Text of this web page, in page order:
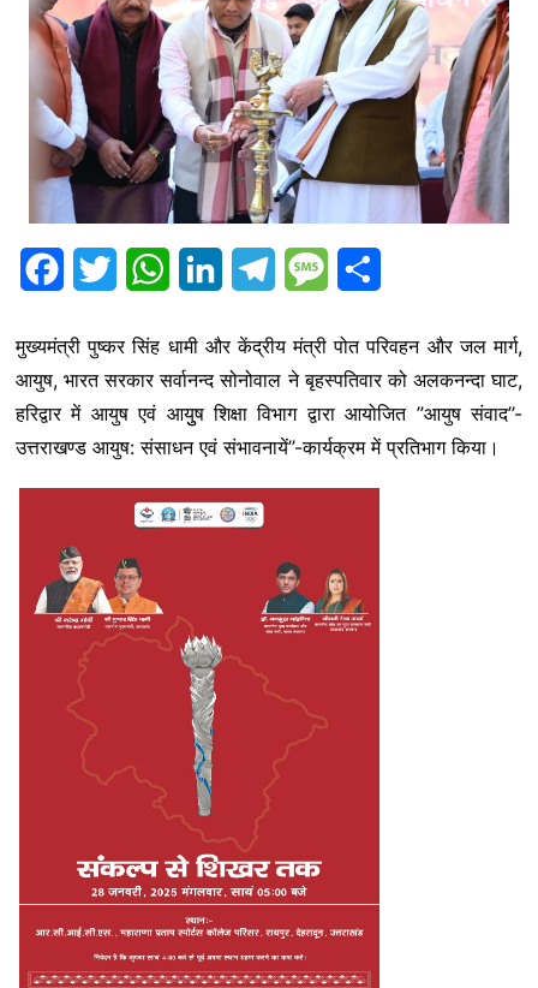
c
e
b
o
k
i
t
e
a
s
A
p
n
k
e
d
I
l
g
r
m
s
a
g
a
r
e
मुख्यमंत्री पुष्कर सिंह धामी और केंद्रीय मंत्री पोत परिवहन और जल मार्ग,
आयुष, भारत सरकार सर्वानन्द सोनोवाल ने बृहस्पतिवार को अलकनन्दा घाट,
हरिद्वार में आयुष एवं आयुुष शिक्षा विभाग द्वारा आयोजित ’’आयुष संवाद’’-
उत्तराखण्ड आयुष: संसाधन एवं संभावनायें’’-कार्यक्रम में प्रतिभाग किया।